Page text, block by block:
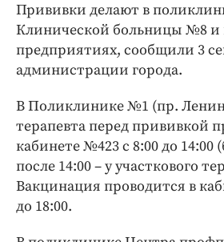
Интересное чтиво
Клиника года
Бренд года
Работодатель года
Прививки делают в
Клинической больницы №8 и
предприятиях, сообщили 3
администрации города.
В Поликлинике №1 (пр.
терапевта перед прививкой
кабинете №423 с 8:00 до 14:00
после 14:00 – у участкового
Вакцинация проводится в
до 18:00.